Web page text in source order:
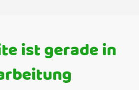
ist gerade in